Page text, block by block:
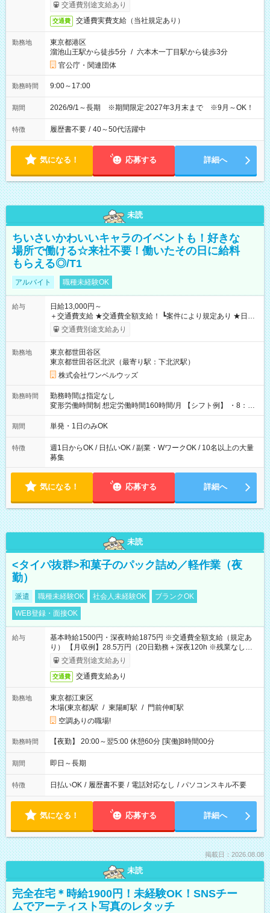
交通費別途支給あり
交通費 交通費実費支給（当社規定あり）
勤務地
東京都港区
溜池山王駅から徒歩5分 / 六本木一丁目駅から徒歩3分
官公庁・関連団体
勤務時間 9:00～17:00
期間 2026/9/1～長期 ※期間限定:2027年3月末まで ※9月～OK！
特徴 履歴書不要 / 40～50代活躍中
気になる！ 応募する 詳細へ
未読
ちいさいかわいいキャラのイベントも！好きな
場所で働ける☆来社不要！働いたその日に給料
もらえる◎/T1
アルバイト 職種未経験OK
給与
日給13,000円～
＋交通費支給 ★交通費全額支給！ ┗案件により規定あり ★日払
いOK！（規定あり） ┗働いたその日に現金GET♪ お仕事後はコ
ンビニATMから 日払い分を引き落とせます！ 【試用期間】試
交通費別途支給あり
勤務地
東京都世田谷区
東京都世田谷区北沢（最寄り駅：下北沢駅）
株式会社ワンベルウッズ
勤務時間
勤務時間は指定なし
変形労働時間制 想定労働時間160時間/月 【シフト例】 ・8：00
～21：00
期間 単発・1日のみOK
特徴
週1日からOK / 日払いOK / 副業・WワークOK / 10名以上の大量
募集
気になる！ 応募する 詳細へ
未読
<タイパ抜群>和菓子のパック詰め／軽作業（夜
勤）
派遣 職種未経験OK 社会人未経験OK
ブランクOK
WEB登録・面接OK
給与
基本時給1500円・深夜時給1875円 ※交通費全額支給（規定あ
り） 【月収例】28.5万円（20日勤務＋深夜120h ※残業なしの場
合）交通費別途支給あり
交通費 交通費支給あり
勤務地
東京都江東区
木場(東京都)駅 / 東陽町駅 / 門前仲町駅
空調ありの職場!
勤務時間 【夜勤】 20:00～翌5:00 休憩60分 [実働]8時間00分
期間 即日～長期
特徴 日払いOK / 履歴書不要 / 電話対応なし / パソコンスキル不要
気になる！ 応募する 詳細へ
掲載日：2026.08.08
未読
完全在宅＊時給1900円！未経験OK！SNSチー
ムでアーティスト写真のレタッチ